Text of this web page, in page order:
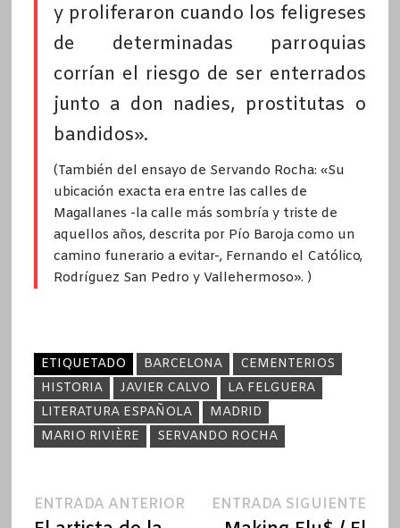
y proliferaron cuando los feligreses
de determinadas parroquias
corrían el riesgo de ser enterrados
junto a don nadies, prostitutas o
bandidos».
(También del ensayo de Servando Rocha: «Su
ubicación exacta era entre las calles de
Magallanes -la calle más sombría y triste de
aquellos años, descrita por Pío Baroja como un
camino funerario a evitar-, Fernando el Católico,
Rodríguez San Pedro y Vallehermoso». )
ETIQUETADO BARCELONA
CEMENTERIOS
HISTORIA
JAVIER CALVO
LA FELGUERA
LITERATURA ESPAÑOLA
MADRID
MARIO RIVIÈRE
SERVANDO ROCHA
Navegación
ENTRADA ANTERIOREntrada
ENTRADA SIGUIENTE